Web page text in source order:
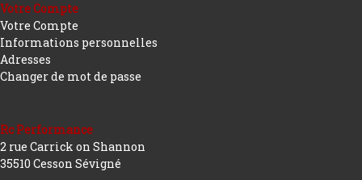
Votre Compte
Votre Compte
Informations personnelles
Adresses
Changer de mot de passe
Rc Performance
2 rue Carrick on Shannon
35510 Cesson Sévigné